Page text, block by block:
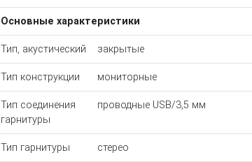
Основные характеристики
Тип, акустический закрытые
Тип конструкции мониторные
Тип соединения
гарнитуры
проводные USB/3,5 мм
Тип гарнитуры стерео